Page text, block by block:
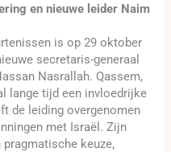
en nieuwe leider Naim
is op 29 oktober
secretaris-generaal
Nasrallah. Qassem,
lange tijd een invloedrijke
de leiding overgenomen
met Israël. Zijn
keuze,